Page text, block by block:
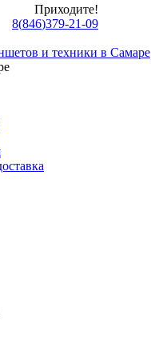
Приходите!
8(846)379-21-09
и техники в Самаре